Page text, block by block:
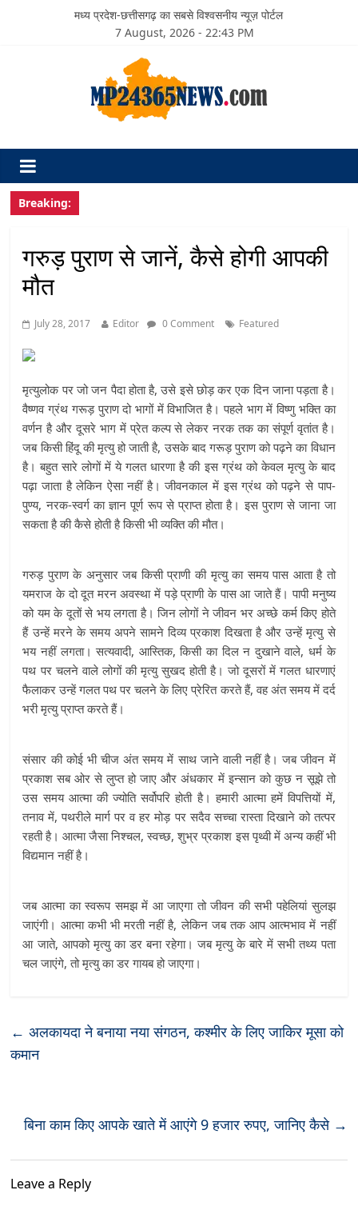
मध्य प्रदेश-छत्तीसगढ़ का सबसे विश्वसनीय न्यूज़ पोर्टल
7 August, 2026 - 22:43 PM
Breaking:
गरुड़ पुराण से जानें, कैसे होगी आपकी
मौत
July 28, 2017 Editor 0 Comment Featured
मृत्युलोक पर जो जन पैदा होता है, उसे इसे छोड़ कर एक दिन जाना पड़ता है।
वैष्णव ग्रंथ गरूड़ पुराण दो भागों में विभाजित है। पहले भाग में विष्णु भक्ति का
वर्णन है और दूसरे भाग में प्रेत कल्प से लेकर नरक तक का संपूर्ण वृतांत है।
जब किसी हिंदू की मृत्यु हो जाती है, उसके बाद गरूड़ पुराण को पढ़ने का विधान
है। बहुत सारे लोगों में ये गलत धारणा है की इस ग्रंथ को केवल मृत्यु के बाद
पढ़ा जाता है लेकिन ऐसा नहीं है। जीवनकाल में इस ग्रंथ को पढ़ने से पाप-
पुण्य, नरक-स्वर्ग का ज्ञान पूर्ण रूप से प्राप्त होता है। इस पुराण से जाना जा
सकता है की कैसे होती है किसी भी व्यक्ति की मौत।
गरुड़ पुराण के अनुसार जब किसी प्राणी की मृत्यु का समय पास आता है तो
यमराज के दो दूत मरन अवस्था में पड़े प्राणी के पास आ जाते हैं। पापी मनुष्य
को यम के दूतों से भय लगता है। जिन लोगों ने जीवन भर अच्छे कर्म किए होते
हैं उन्हें मरने के समय अपने सामने दिव्य प्रकाश दिखता है और उन्हें मृत्यु से
भय नहीं लगता। सत्यवादी, आस्तिक, किसी का दिल न दुखाने वाले, धर्म के
पथ पर चलने वाले लोगों की मृत्यु सुखद होती है। जो दूसरों में गलत धारणाएं
फैलाकर उन्हें गलत पथ पर चलने के लिए प्रेरित करते हैं, वह अंत समय में दर्द
भरी मृत्यु प्राप्त करते हैं।
संसार की कोई भी चीज अंत समय में साथ जाने वाली नहीं है। जब जीवन में
प्रकाश सब ओर से लुप्त हो जाए और अंधकार में इन्सान को कुछ न सूझे तो
उस समय आत्मा की ज्योति सर्वोपरि होती है। हमारी आत्मा हमें विपत्तियों में,
तनाव में, पथरीले मार्ग पर व हर मोड़ पर सदैव सच्चा रास्ता दिखाने को तत्पर
रहती है। आत्मा जैसा निश्चल, स्वच्छ, शुभ्र प्रकाश इस पृथ्वी में अन्य कहीं भी
विद्यमान नहीं है।
जब आत्मा का स्वरूप समझ में आ जाएगा तो जीवन की सभी पहेलियां सुलझ
जाएंगी। आत्मा कभी भी मरती नहीं है, लेकिन जब तक आप आत्मभाव में नहीं
आ जाते, आपको मृत्यु का डर बना रहेगा। जब मृत्यु के बारे में सभी तथ्य पता
चल जाएंगे, तो मृत्यु का डर गायब हो जाएगा।
← अलकायदा ने बनाया नया संगठन, कश्मीर के लिए जाकिर मूसा को
कमान
बिना काम किए आपके खाते में आएंगे 9 हजार रुपए, जानिए कैसे →
Leave a Reply